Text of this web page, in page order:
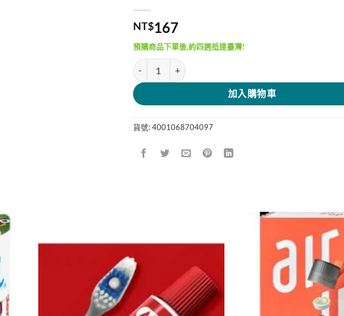
NT$167
預購商品下單後,約四週抵達臺灣!
Eisfrei Scheibenenteiser Spray 數量
加入購物車
貨號:4001068704097